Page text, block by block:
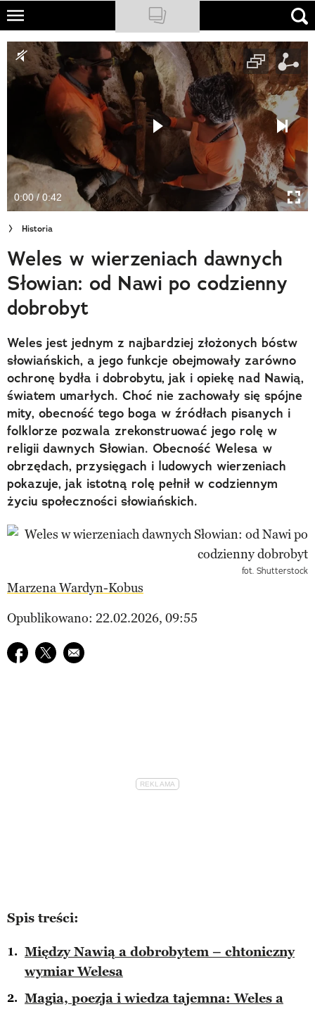
Skip
main
content
NATIONAL GEOGRAPHIC
TRAVELER
PODCASTY
Newsletter
Cuda Polski
Wielki Konkurs Fotograficzny
Trendbook Podróżniczy
Polecane
0:00 / 0:42
Historia
Weles w wierzeniach dawnych
Słowian: od Nawi po codzienny
dobrobyt
Weles jest jednym z najbardziej złożonych bóstw
słowiańskich, a jego funkcje obejmowały zarówno
ochronę bydła i dobrobytu, jak i opiekę nad Nawią,
światem umarłych. Choć nie zachowały się spójne
mity, obecność tego boga w źródłach pisanych i
folklorze pozwala zrekonstruować jego rolę w
religii dawnych Słowian. Obecność Welesa w
obrzędach, przysięgach i ludowych wierzeniach
pokazuje, jak istotną rolę pełnił w codziennym
życiu społeczności słowiańskich.
fot. Shutterstock
Marzena Wardyn-Kobus
Opublikowano: 22.02.2026, 09:55
Udostępnij na facebook
Udostępnij na twitter
E-mail do przyjaciela
Spis treści:
Między Nawią a dobrobytem – chtoniczny
wymiar Welesa
Magia, poezja i wiedza tajemna: Weles a